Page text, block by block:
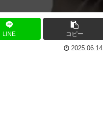
LINE コピー
2025.06.14